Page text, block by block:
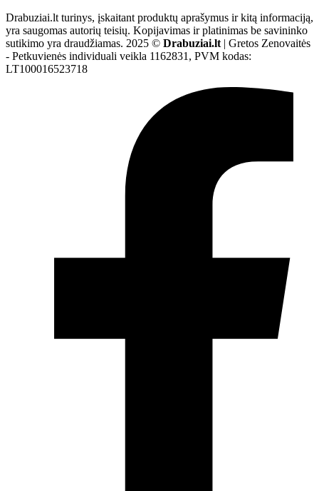
Drabuziai.lt turinys, įskaitant produktų aprašymus ir kitą informaciją,
yra saugomas autorių teisių. Kopijavimas ir platinimas be savininko
sutikimo yra draudžiamas. 2025 © Drabuziai.lt | Gretos Zenovaitės
- Petkuvienės individuali veikla 1162831, PVM kodas:
LT100016523718